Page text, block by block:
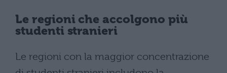
Le regioni che accolgono più
studenti stranieri
Le regioni con la maggior concentrazione